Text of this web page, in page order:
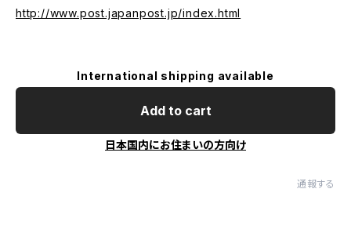
http://www.post.japanpost.jp/index.html
International shipping available
Add to cart
日本国内にお住まいの方向け
通報する